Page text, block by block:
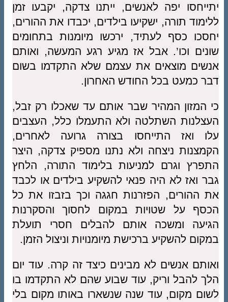
יתייחסו יפה לאנשים, ייתנו צדקה, יקבעו זמן
ללימוד תורה, ישקיעו בילדים, יכבדו את ההורים,
יחסכו כסף לעתיד, ירכשו מיומנות בתחומים
שונים וכו’. אבל אז מגיע רגע המעשה, ואותם
אנשים מוצאים את עצמם שלא התקדמו בשום
דבר כמעט בכל החודש האחרון.
כי המזון המהיר שבר אותם עד שאכלו רק זבל,
העצלנות השתלטה ולא התעמלו כלל, העצבים
עלו ואז התייחסו בצורה גרועה לאחרים,
הקמצנות ניצחה ולא נתנו מספיק צדקה, היצר
התפרץ וגרם למניעות בלימוד התורה, הלחץ
גבר ואז לא היה פנאי להשקיע בילדים או לכבד
את ההורים, הפזרנות חגגה וכך בזבזו את כל
הכסף על שטויות במקום לחסוך והסקרנות
הגיעה ומשכה אותם להבלים חסרי תועלת
במקום להשקיע ברכישת מיומנויות וניצול הזמן.
ואותם אנשים לא מבינים כיצד זה קרה. עוד יום
הלך להבל וריק, עוד שבוע שהם לא התקדמו בו
לשום מקום, עוד שנה שנשארו באותו מקום בלי